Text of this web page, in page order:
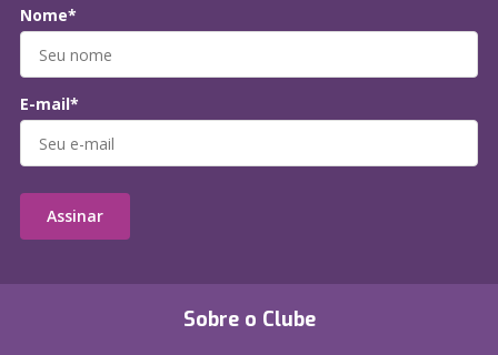
Sobre o Clube
Nome*
E-mail*
Assinar